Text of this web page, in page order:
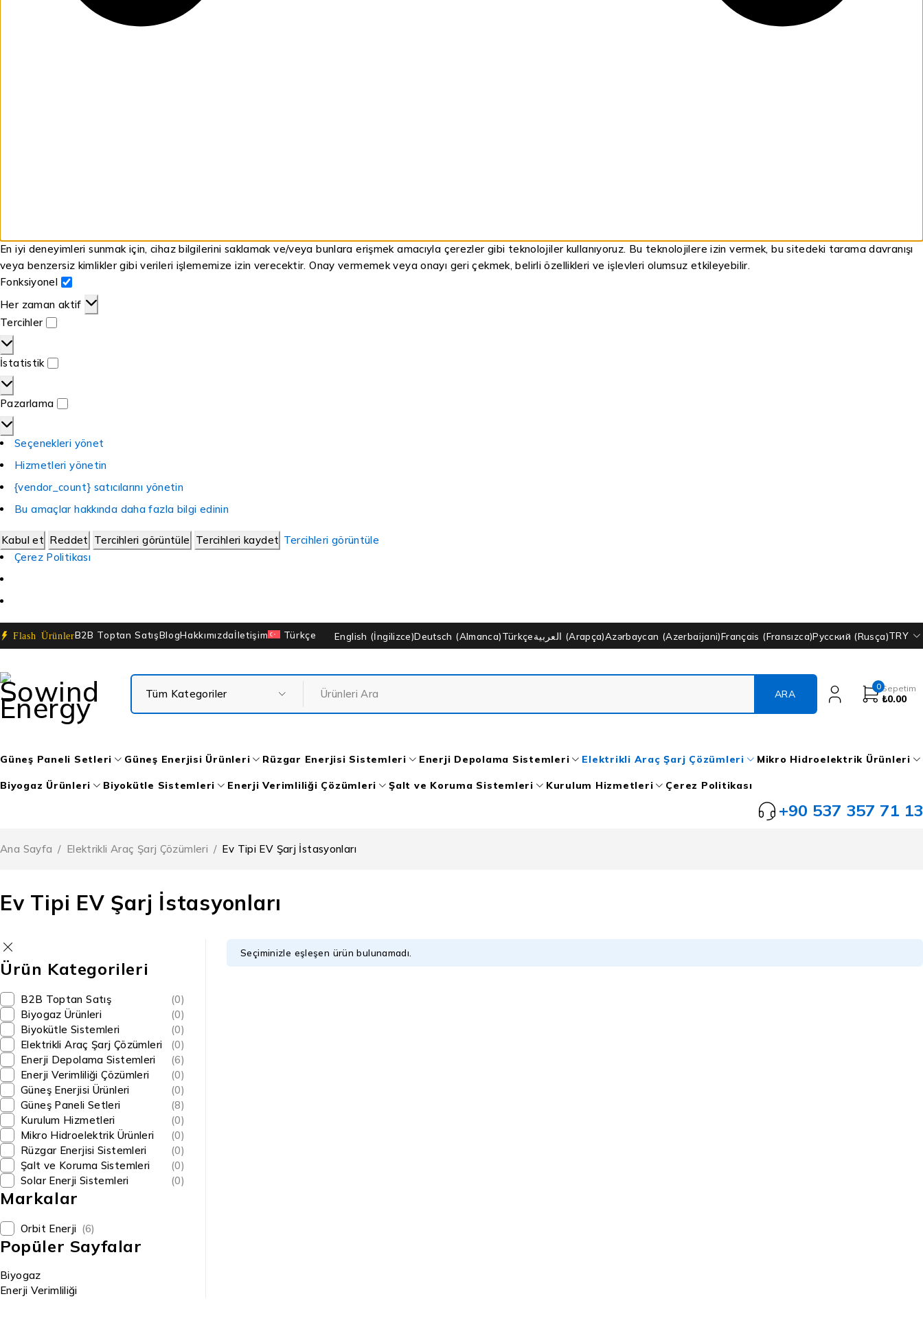
En iyi deneyimleri sunmak için, cihaz bilgilerini saklamak ve/veya bunlara erişmek amacıyla çerezler gibi teknolojiler kullanıyoruz. Bu teknolojilere izin vermek, bu sitedeki tarama davranışı
veya benzersiz kimlikler gibi verileri işlememize izin verecektir. Onay vermemek veya onayı geri çekmek, belirli özellikleri ve işlevleri olumsuz etkileyebilir.
Fonksiyonel
Her zaman aktif
Tercihler
İstatistik
Pazarlama
Seçenekleri yönet
Hizmetleri yönetin
{vendor_count} satıcılarını yönetin
Bu amaçlar hakkında daha fazla bilgi edinin
Kabul et Reddet Tercihleri görüntüle Tercihleri kaydet Tercihleri görüntüle
Çerez Politikası
Flash ÜrünlerB2B Toptan SatışBlogHakkımızdaİletişim Türkçe English (İngilizce)Deutsch (Almanca)Türkçeالعربية (Arapça)Azərbaycan (Azerbaijani)Français (Fransızca)Русский (Rusça)TRY
0Sepetim
₺0.00
Güneş Paneli Setleri Güneş Enerjisi Ürünleri Rüzgar Enerjisi Sistemleri Enerji Depolama Sistemleri Elektrikli Araç Şarj Çözümleri Mikro Hidroelektrik Ürünleri
Biyogaz Ürünleri Biyokütle Sistemleri Enerji Verimliliği Çözümleri Şalt ve Koruma Sistemleri Kurulum Hizmetleri Çerez Politikası
+90 537 357 71 13
Ev Tipi EV Şarj İstasyonları
Ana Sayfa / Elektrikli Araç Şarj Çözümleri / Ev Tipi EV Şarj İstasyonları
Ürün Kategorileri
B2B Toptan Satış
(0)
Biyogaz Ürünleri
(0)
Biyokütle Sistemleri
(0)
Elektrikli Araç Şarj Çözümleri
(0)
Enerji Depolama Sistemleri
(6)
Enerji Verimliliği Çözümleri
(0)
Güneş Enerjisi Ürünleri
(0)
Güneş Paneli Setleri
(8)
Kurulum Hizmetleri
(0)
Mikro Hidroelektrik Ürünleri
(0)
Rüzgar Enerjisi Sistemleri
(0)
Şalt ve Koruma Sistemleri
(0)
Solar Enerji Sistemleri
(0)
Markalar
Orbit Enerji (6)
Popüler Sayfalar
Biyogaz
Enerji Verimliliği
Seçiminizle eşleşen ürün bulunamadı.